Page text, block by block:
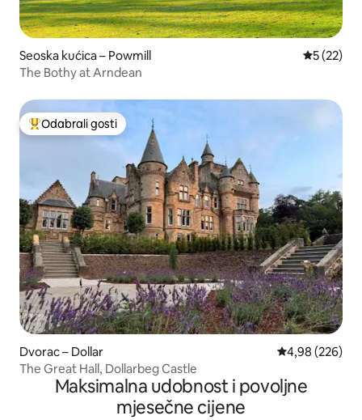
Seoska kućica – Powmill Prosječna
5 (22)
The Bothy at Arndean
Među najviše rangiranima s oznakom „Odabrali gosti”
Odabrali gosti
Dvorac – Dollar Prosječna
4,98 (226)
The Great Hall, Dollarbeg Castle
Maksimalna udobnost i povoljne
mjesečne cijene